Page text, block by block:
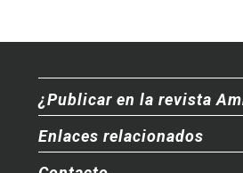
¿Publicar en la revista
Enlaces relacionados